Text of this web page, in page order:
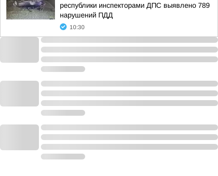
республики инспекторами ДПС выявлено 789
нарушений ПДД
10:30